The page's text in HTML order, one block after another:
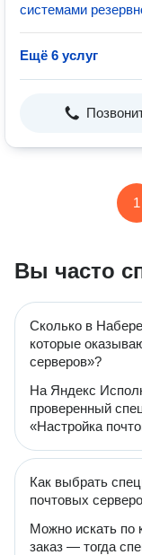
системами
Ещё 6 услуг
1
Вы часто
Сколько в
которые
серверов»?
На Яндекс
проверенный
«Настройка
Как выбрать
почтовых
Можно искать по
заказ — тогда